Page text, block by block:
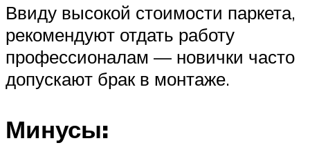
Ввиду высокой стоимости паркета,
рекомендуют отдать работу
профессионалам — новички часто
допускают брак в монтаже.
Минусы: